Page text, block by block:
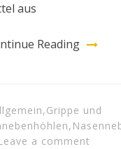
aus
Reading
,Grippe und
,
a comment